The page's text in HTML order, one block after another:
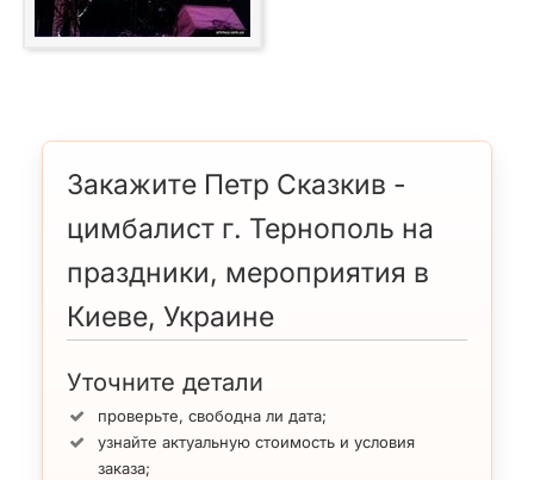
Закажите Петр Сказкив -
цимбалист г. Тернополь на
праздники, мероприятия в
Киеве, Украине
Уточните детали
проверьте, свободна ли дата;
узнайте актуальную стоимость и условия
заказа;